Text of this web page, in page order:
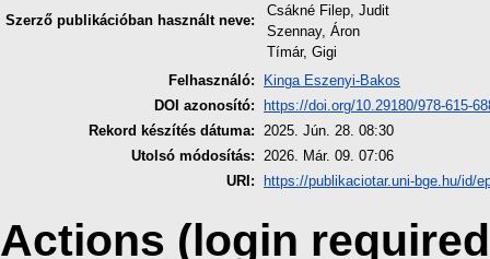
Szerző publikációban használt neve:
Csákné Filep, Judit
Szennay, Áron
Tímár, Gigi
Felhasználó:
Kinga Eszenyi-Bakos
DOI azonosító:
https://doi.org/10.29180/978-615-
Rekord készítés dátuma: 2025. Jún. 28. 08:30
Utolsó módosítás: 2026. Már. 09. 07:06
URI:
https://publikaciotar.uni-bge.hu/id/
Actions (login